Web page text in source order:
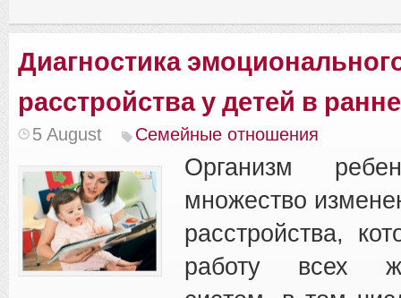
Диагностика
расстройства у детей в
5 August Семейные отношения
Организм
множество
расстройства,
работу всех